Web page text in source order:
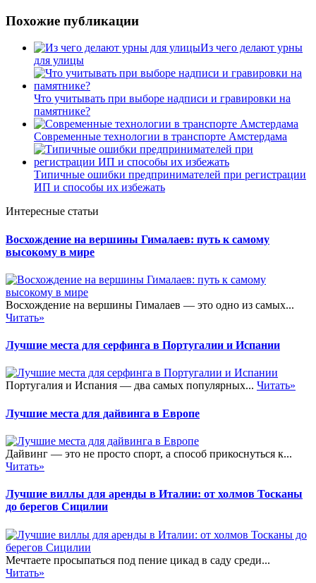
Похожие публикации
Из чего делают урны
для улицы
Что учитывать при выборе надписи и гравировки на
памятнике?
Современные технологии в транспорте Амстердама
Типичные ошибки предпринимателей при регистрации
ИП и способы их избежать
Интересные статьи
Восхождение на вершины Гималаев: путь к самому
высокому в мире
Восхождение на вершины Гималаев — это одно из самых...
Читать»
Лучшие места для серфинга в Португалии и Испании
Португалия и Испания — два самых популярных... Читать»
Лучшие места для дайвинга в Европе
Дайвинг — это не просто спорт, а способ прикоснуться к...
Читать»
Лучшие виллы для аренды в Италии: от холмов Тосканы
до берегов Сицилии
Мечтаете просыпаться под пение цикад в саду среди...
Читать»